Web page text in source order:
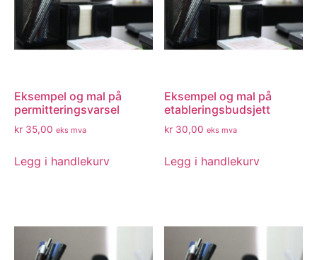
Eksempel og mal på
permitteringsvarsel
kr 35,00 eks mva
Legg i handlekurv
Eksempel og mal på
etableringsbudsjett
kr 30,00 eks mva
Legg i handlekurv